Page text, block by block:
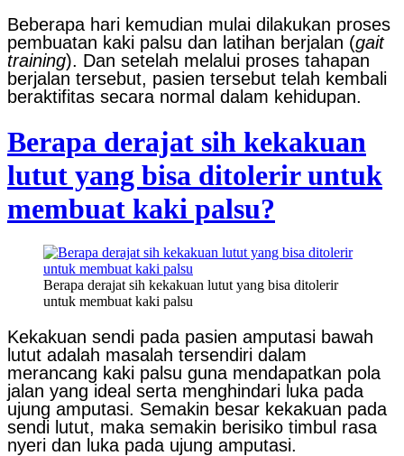
Beberapa hari kemudian mulai dilakukan proses
pembuatan kaki palsu dan latihan berjalan (gait
training). Dan setelah melalui proses tahapan
berjalan tersebut, pasien tersebut telah kembali
beraktifitas secara normal dalam kehidupan.
Berapa derajat sih kekakuan
lutut yang bisa ditolerir untuk
membuat kaki palsu?
Berapa derajat sih kekakuan lutut yang bisa ditolerir
untuk membuat kaki palsu
Kekakuan sendi pada pasien amputasi bawah
lutut adalah masalah tersendiri dalam
merancang kaki palsu guna mendapatkan pola
jalan yang ideal serta menghindari luka pada
ujung amputasi. Semakin besar kekakuan pada
sendi lutut, maka semakin berisiko timbul rasa
nyeri dan luka pada ujung amputasi.